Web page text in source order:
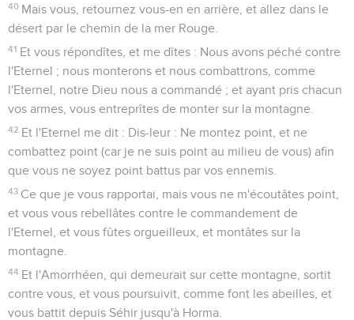
40 Mais vous, retournez vous-en en arrière, et allez dans le
désert par le chemin de la mer Rouge.
41 Et vous répondîtes, et me dîtes : Nous avons péché contre
l'Eternel ; nous monterons et nous combattrons, comme
l'Eternel, notre Dieu nous a commandé ; et ayant pris chacun
vos armes, vous entreprîtes de monter sur la montagne.
42 Et l'Eternel me dit : Dis-leur : Ne montez point, et ne
combattez point (car je ne suis point au milieu de vous) afin
que vous ne soyez point battus par vos ennemis.
43 Ce que je vous rapportai, mais vous ne m'écoutâtes point,
et vous vous rebellâtes contre le commandement de
l'Eternel, et vous fûtes orgueilleux, et montâtes sur la
montagne.
44 Et l'Amorrhéen, qui demeurait sur cette montagne, sortit
contre vous, et vous poursuivit, comme font les abeilles, et
vous battit depuis Séhir jusqu'à Horma.